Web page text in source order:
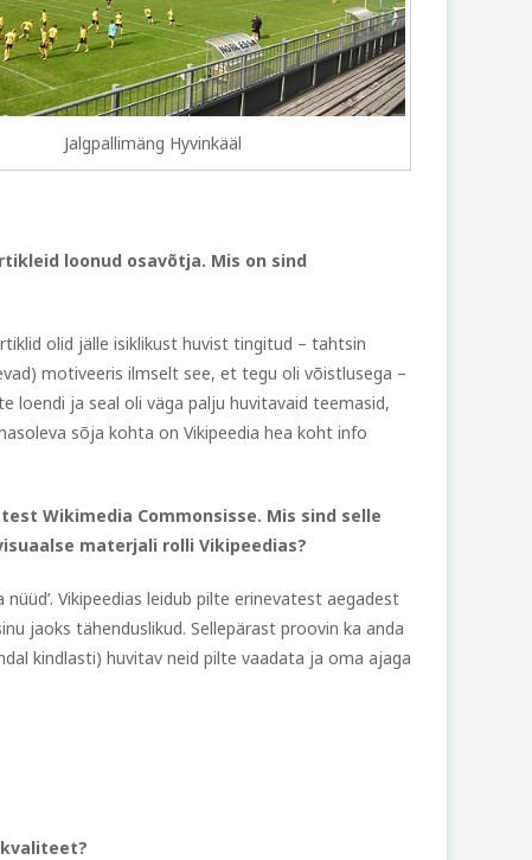
Jalgpallimäng Hyvinkääl
loonud osavõtja. Mis on sind
olid jälle isiklikust huvist tingitud – tahtsin
motiveeris ilmselt see, et tegu oli võistlusega –
loendi ja seal oli väga palju huvitavaid teemasid,
sõja kohta on Vikipeedia hea koht info
Wikimedia Commonsisse. Mis sind selle
materjali rolli Vikipeedias?
Vikipeedias leidub pilte erinevatest aegadest
jaoks tähenduslikud. Sellepärast proovin ka anda
kindlasti) huvitav neid pilte vaadata ja oma ajaga